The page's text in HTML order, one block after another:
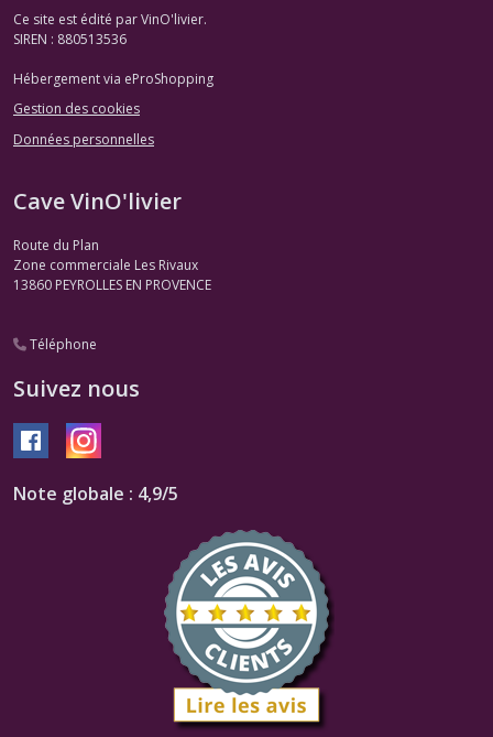
Ce site est édité par VinO'livier.
SIREN : 880513536
Hébergement via eProShopping
Gestion des cookies
Données personnelles
Cave VinO'livier
Route du Plan
Zone commerciale Les Rivaux
13860 PEYROLLES EN PROVENCE
Téléphone
Suivez nous
Note globale : 4,9/5